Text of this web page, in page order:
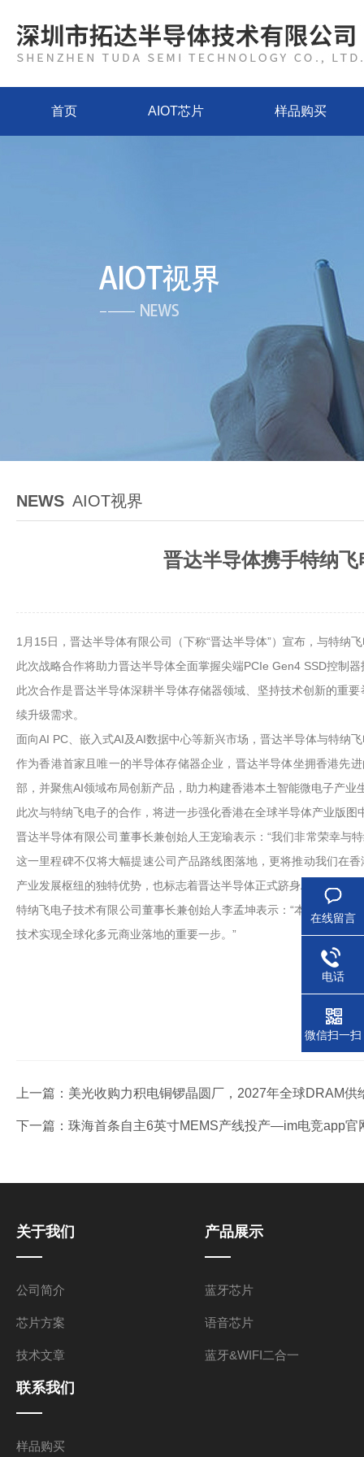
首页 AIOT芯片 样品购买
NEWS AIOT视界
晋达半导体携手特纳
1月15日，晋达半导体有限公司（下称“晋达半导体”）宣布，与特纳
此次战略合作将助力晋达半导体全面掌握尖端PCIe Gen4 SSD控制
此次合作是晋达半导体深耕半导体存储器领域、坚持技术创新的重
续升级需求。
面向AI PC、嵌入式AI及AI数据中心等新兴市场，晋达半导体与特纳
作为香港首家且唯一的半导体存储器企业，晋达半导体坐拥香港先
部，并聚焦AI领域布局创新产品，助力构建香港本土智能微电子产业
此次与特纳飞电子的合作，将进一步强化香港在全球半导体产业版
晋达半导体有限公司董事长兼创始人王宠瑜表示：“我们非常荣幸与
这一里程碑不仅将大幅提速公司产品路线图落地，更将推动我们在
产业发展枢纽的独特优势，也标志着晋达半导体正式跻身AI时代存
特纳飞电子技术有限公司董事长兼创始人李孟坤表示：“本次战略合
技术实现全球化多元商业落地的重要一步。”
上一篇： 美光收购力积电铜锣晶圆厂，2027年全球DRAM
下一篇： 珠海首条自主6英寸MEMS产线投产—im电竞app官
关于我们
公司简介
芯片方案
技术文章
产品展示
蓝牙芯片
语音芯片
蓝牙&WIFI二合一
联系我们
样品购买
在线留言
电话
微信扫一扫